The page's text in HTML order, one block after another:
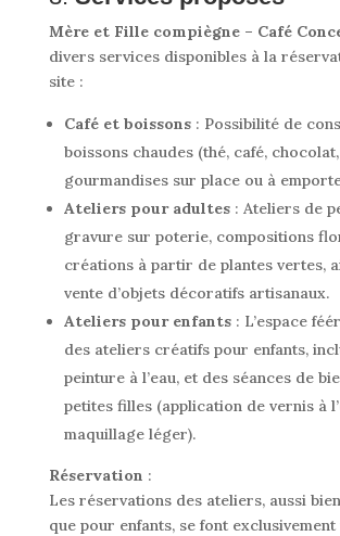
Mère et Fille compiègne – Café
divers services disponibles à la
site :
Café et boissons: Possibilité de
boissons chaudes (thé, café,
gourmandises sur place ou à
Ateliers pour adultes: Ateliers de
gravure sur poterie, compositions
créations à partir de plantes vertes,
vente d’objets décoratifs artisanaux.
Ateliers pour enfants: L’espace
des ateliers créatifs pour enfants,
peinture à l’eau, et des séances de
petites filles (application de vernis à
maquillage léger).
Réservation :
Les réservations des ateliers, aussi
que pour enfants, se font exclusivement